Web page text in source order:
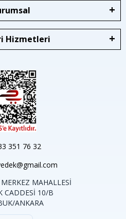
Hizmetleri
351 76 32
MAHALLESİ
CADDESİ 10/B
ANKARA